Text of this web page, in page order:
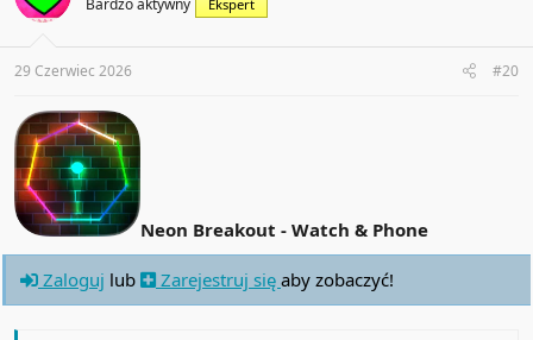
o
s
:
Bardzo aktywny Ekspert
29 Czerwiec 2026 #20
Neon Breakout - Watch & Phone
Zaloguj lub Zarejestruj się aby zobaczyć!